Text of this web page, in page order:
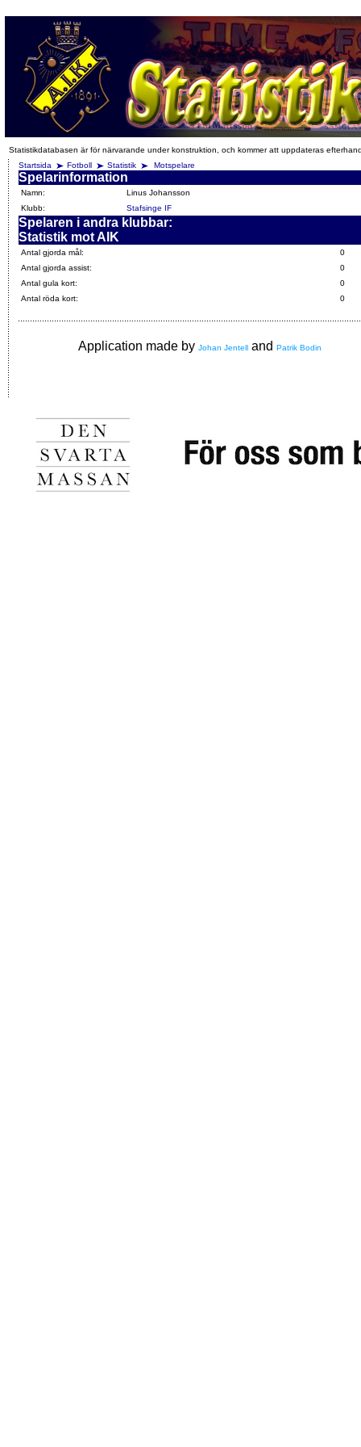
Statistikdatabasen är för närvarande under konstruktion, och kommer att uppdateras
Startsida
Fotboll Statistik Motspelare
Spelarinformation
Namn:
Linus Johansson
Klubb:
Stafsinge IF
Spelaren i andra klubbar:
Statistik mot AIK
Antal gjorda mål:
0
Antal gjorda assist:
0
Antal gula kort:
0
Antal röda kort:
0
Application made by Johan Jentell and Patrik Bodin